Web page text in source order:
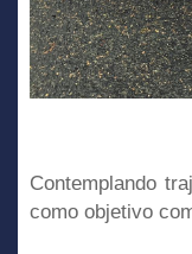
Contemplando
como objetivo